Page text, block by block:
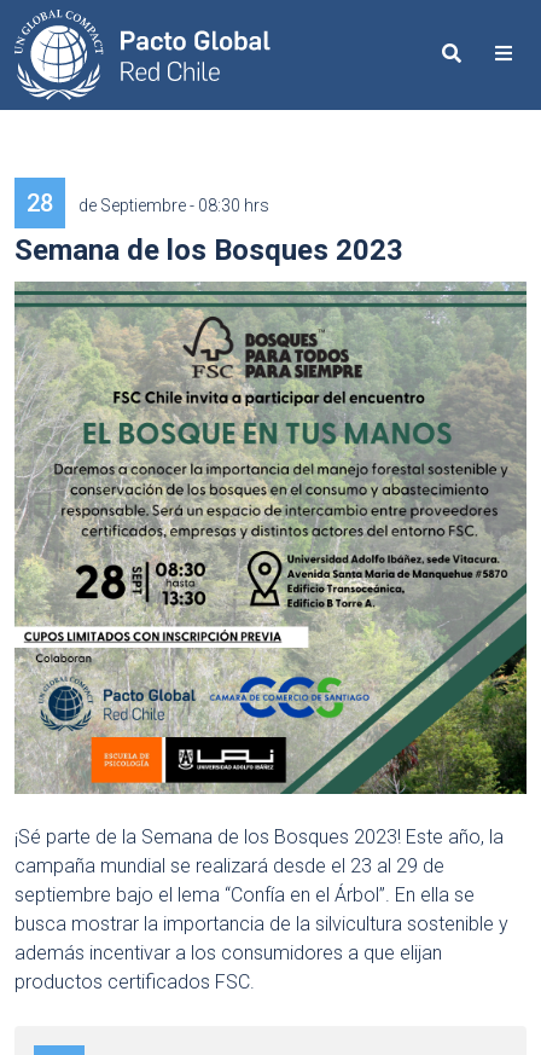
Search
28 de Septiembre - 08:30 hrs
Semana de los Bosques 2023
¡Sé parte de la Semana de los Bosques 2023! Este año, la
campaña mundial se realizará desde el 23 al 29 de
septiembre bajo el lema “Confía en el Árbol”. En ella se
busca mostrar la importancia de la silvicultura sostenible y
además incentivar a los consumidores a que elijan
productos certificados FSC.